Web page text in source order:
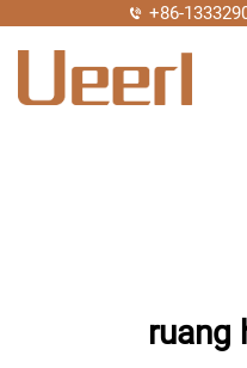
+86-
ruang